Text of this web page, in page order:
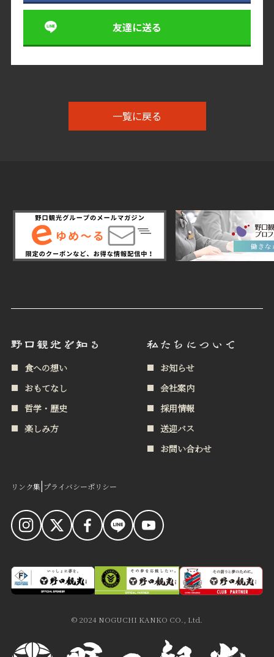
食への想い
哲学・歴史
お知らせ
採用情報
送迎バス
友達に送る
一覧に戻る
食への想い
おもてなし
哲学・歴史
楽しみ方
お知らせ
会社案内
採用情報
送迎バス
お問い合わせ
リンク集|プライバシーポリシー
© 2024 NOGUCHI KANKO CO., Ltd.